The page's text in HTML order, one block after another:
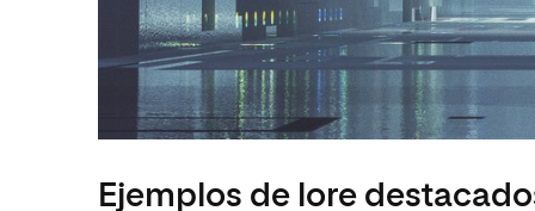
Ejemplos de lore